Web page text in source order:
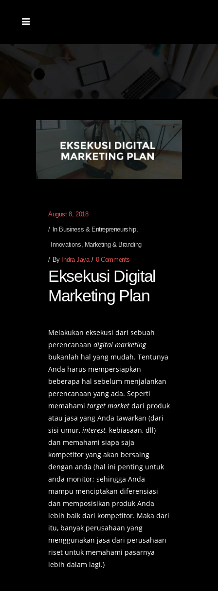
August 8, 2018
In Business & Entrepreneurship,
Innovations, Marketing & Branding
By Indra Jaya 0 Comments
Eksekusi Digital
Marketing Plan
Melakukan eksekusi dari sebuah
perencanaan digital marketing
bukanlah hal yang mudah. Tentunya
Anda harus mempersiapkan
beberapa hal sebelum menjalankan
perencanaan yang ada. Seperti
memahami target market dari produk
atau jasa yang Anda tawarkan (dari
sisi umur, interest, kebiasaan, dll)
dan memahami siapa saja
kompetitor yang akan bersaing
dengan anda (hal ini penting untuk
anda monitor; sehingga Anda
mampu menciptakan diferensiasi
dan memposisikan produk Anda
lebih baik dari kompetitor. Maka dari
itu, banyak perusahaan yang
menggunakan jasa dari perusahaan
riset untuk memahami pasarnya
lebih dalam lagi.)